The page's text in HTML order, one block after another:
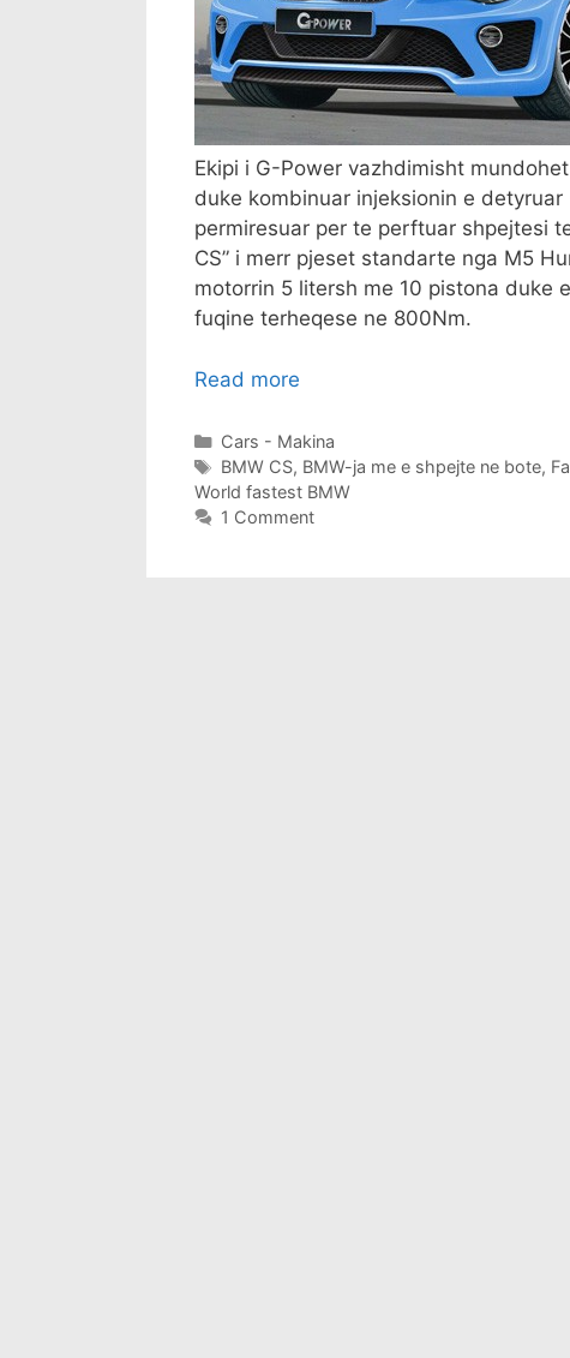
Ekipi i G-Power vazhdimisht
duke kombinuar injeksionin e
permiresuar per te perftuar shpejtesi
CS” i merr pjeset standarte nga M5
motorrin 5 litersh me 10 pistona duke
fuqine terheqese ne 800Nm.
Read more
Categories
Cars - Makina
Tags
BMW CS, BMW-ja me e shpejte ne bote,
World fastest BMW
1 Comment